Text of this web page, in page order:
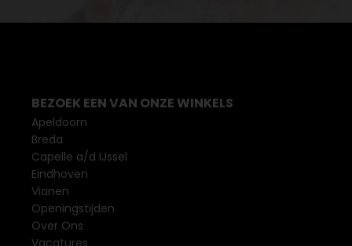
BEZOEK EEN VAN ONZE WINKELS
Apeldoorn
Breda
Capelle a/d IJssel
Eindhoven
Vianen
Openingstijden
Over Ons
Vacatures